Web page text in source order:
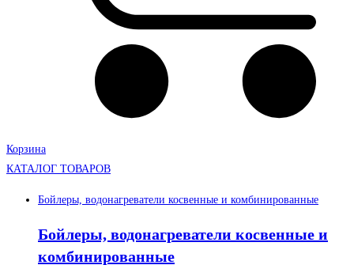
Корзина
КАТАЛОГ ТОВАРОВ
Бойлеры, водонагреватели косвенные и комбинированные
Бойлеры, водонагреватели косвенные и
комбинированные